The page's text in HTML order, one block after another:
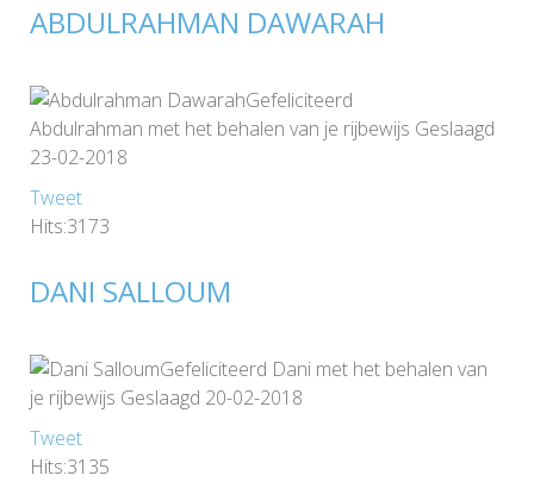
ABDULRAHMAN DAWARAH
Gefeliciteerd
Abdulrahman met het behalen van je rijbewijs Geslaagd
23-02-2018
Tweet
Hits:3173
DANI SALLOUM
Gefeliciteerd Dani met het behalen van
je rijbewijs Geslaagd 20-02-2018
Tweet
Hits:3135